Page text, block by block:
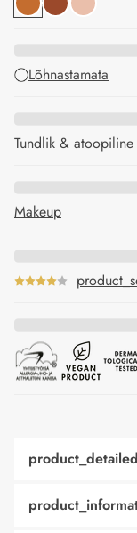
Lõhnastamata
Tundlik & atoopiline
Makeup